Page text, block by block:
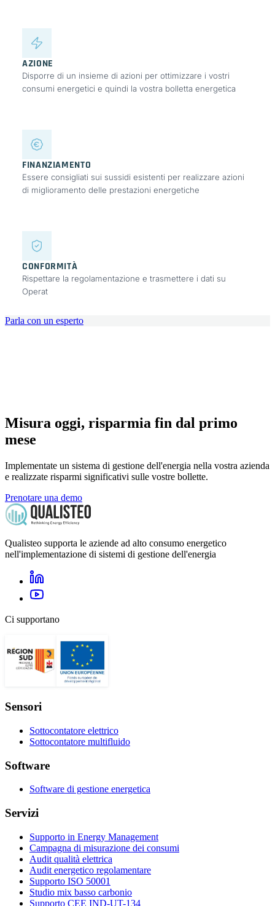
AZIONE
Disporre di un insieme di azioni per ottimizzare i vostri
consumi energetici e quindi la vostra bolletta energetica
FINANZIAMENTO
Essere consigliati sui sussidi esistenti per realizzare azioni
di miglioramento delle prestazioni energetiche
CONFORMITÀ
Rispettare la regolamentazione e trasmettere i dati su
Operat
Parla con un esperto
Misura oggi, risparmia fin dal primo
mese
Implementate un sistema di gestione dell'energia nella vostra azienda
e realizzate risparmi significativi sulle vostre bollette.
Prenotare una demo
Qualisteo supporta le aziende ad alto consumo energetico
nell'implementazione di sistemi di gestione dell'energia
Ci supportano
Sensori
Sottocontatore elettrico
Sottocontatore multifluido
Software
Software di gestione energetica
Servizi
Supporto in Energy Management
Campagna di misurazione dei consumi
Audit qualità elettrica
Audit energetico regolamentare
Supporto ISO 50001
Studio mix basso carbonio
Supporto CEE IND-UT-134